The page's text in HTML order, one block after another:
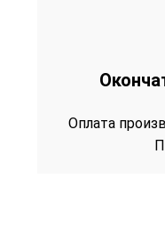
Оплата